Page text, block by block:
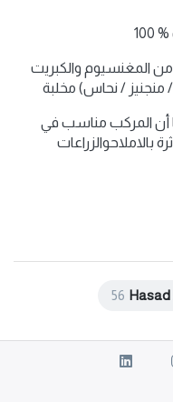
المغنسيوم والكبريت
/ منجنيز / نحاس) مخلبة
أن المركب مناسب في
بالاملاحوالزراعات
56